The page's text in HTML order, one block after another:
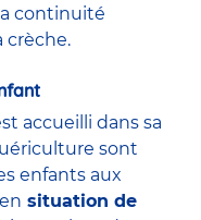
continuité
crèche.
accueilli dans sa
sont
enfants aux
situation de